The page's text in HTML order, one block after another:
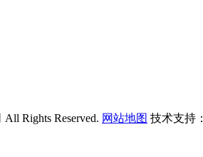
Rights Reserved. 网站地图 技术支持：